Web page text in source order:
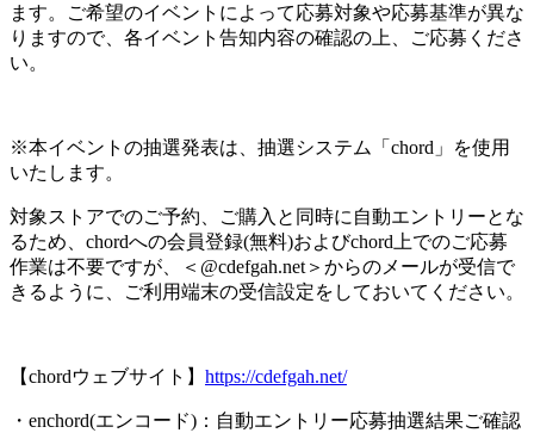
ます。ご希望のイベントによって応募対象や応募基準が異な
りますので、各イベント告知内容の確認の上、ご応募くださ
い。
※本イベントの抽選発表は、抽選システム「chord」を使用
いたします。
対象ストアでのご予約、ご購入と同時に自動エントリーとな
るため、chordへの会員登録(無料)およびchord上でのご応募
作業は不要ですが、＜@cdefgah.net＞からのメールが受信で
きるように、ご利用端末の受信設定をしておいてください。
【chordウェブサイト】 https://cdefgah.net/
・enchord(エンコード)：自動エントリー応募抽選結果ご確認